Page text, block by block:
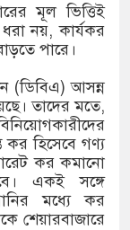
মূল ভিত্তিই
নয়, কার্যকর
পারে।
(ডিবিএ) আসন্ন
তাদের মতে,
হিসেবে গণ্য
কর কমানো
একই সঙ্গে
মধ্যে কর
শেয়ারবাজারে